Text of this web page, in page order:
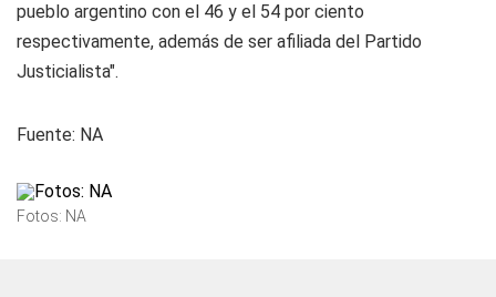
pueblo argentino con el 46 y el 54 por ciento
respectivamente, además de ser afiliada del Partido
Justicialista".
Fuente: NA
Fotos: NA